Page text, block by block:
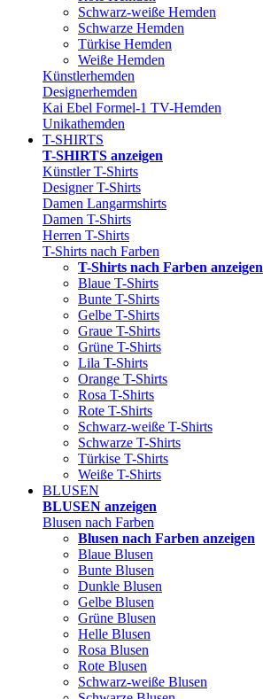
Schwarz-weiße Hemden
Schwarze Hemden
Türkise Hemden
Weiße Hemden
Künstlerhemden
Designerhemden
Kai Ebel Formel-1 TV-Hemden
Unikathemden
T-SHIRTS
T-SHIRTS anzeigen
Künstler T-Shirts
Designer T-Shirts
Damen Langarmshirts
Damen T-Shirts
Herren T-Shirts
T-Shirts nach Farben
T-Shirts nach Farben anzeigen
Blaue T-Shirts
Bunte T-Shirts
Gelbe T-Shirts
Graue T-Shirts
Grüne T-Shirts
Lila T-Shirts
Orange T-Shirts
Rosa T-Shirts
Rote T-Shirts
Schwarz-weiße T-Shirts
Schwarze T-Shirts
Türkise T-Shirts
Weiße T-Shirts
BLUSEN
BLUSEN anzeigen
Blusen nach Farben
Blusen nach Farben anzeigen
Blaue Blusen
Bunte Blusen
Dunkle Blusen
Gelbe Blusen
Grüne Blusen
Helle Blusen
Rosa Blusen
Rote Blusen
Schwarz-weiße Blusen